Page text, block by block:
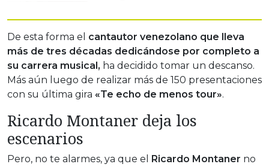
De esta forma el cantautor venezolano que lleva
más de tres décadas dedicándose por completo a
su carrera musical, ha decidido tomar un descanso.
Más aún luego de realizar más de 150 presentaciones
con su última gira «Te echo de menos tour».
Ricardo Montaner deja los
escenarios
Pero, no te alarmes, ya que el Ricardo Montaner no